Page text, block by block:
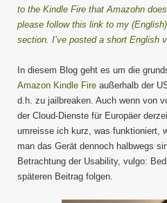
to the Kindle Fire that Amazohn
please follow this link to my
section. I’ve posted a short English
In diesem Blog geht es um die
Amazon Kindle Fire außerhalb der
d.h. zu jailbreaken. Auch wenn von
der Cloud-Dienste für Europäer
umreisse ich kurz, was funktioniert,
man das Gerät dennoch halbwegs
Betrachtung der Usability, vulgo:
späteren Beitrag folgen.